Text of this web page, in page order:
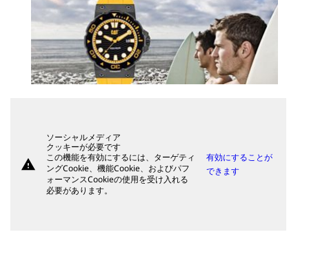
warning
ソーシャルメディア
クッキーが必要です
この機能を有効にするには、ターゲティ
ングCookie、機能Cookie、およびパフ
ォーマンスCookieの使用を受け入れる
必要があります。
有効にすることが
できます